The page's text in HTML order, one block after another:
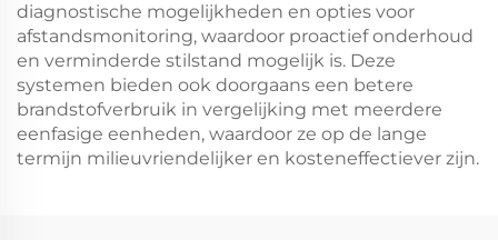
diagnostische mogelijkheden en opties voor
afstandsmonitoring, waardoor proactief onderhoud
en verminderde stilstand mogelijk is. Deze
systemen bieden ook doorgaans een betere
brandstofverbruik in vergelijking met meerdere
eenfasige eenheden, waardoor ze op de lange
termijn milieuvriendelijker en kosteneffectiever zijn.